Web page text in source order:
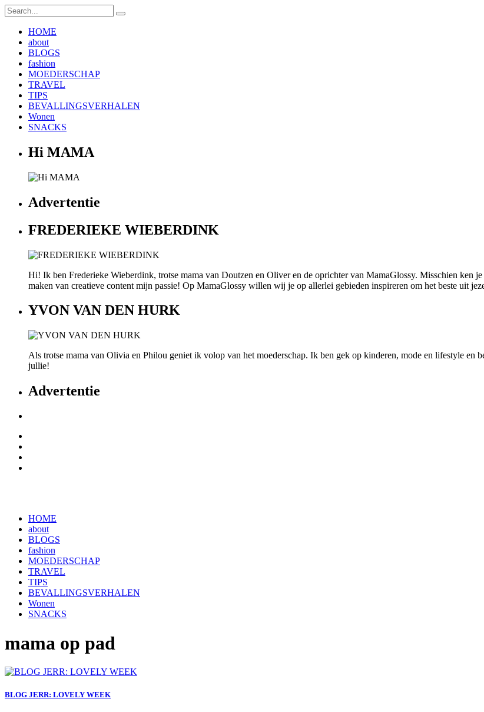
HOME
about
BLOGS
fashion
MOEDERSCHAP
TRAVEL
TIPS
BEVALLINGSVERHALEN
Wonen
SNACKS
Hi MAMA
Advertentie
FREDERIEKE WIEBERDINK
Hi! Ik ben Frederieke Wieberdink, trotse mama van Doutzen en Oliver en de oprichter van MamaGlossy. Misschien ken
maken van creatieve content mijn passie! Op MamaGlossy willen wij je op allerlei gebieden inspireren om het beste uit
YVON VAN DEN HURK
Als trotse mama van Olivia en Philou geniet ik volop van het moederschap. Ik ben gek op kinderen, mode en lifestyle
jullie!
Advertentie
HOME
about
BLOGS
fashion
MOEDERSCHAP
TRAVEL
TIPS
BEVALLINGSVERHALEN
Wonen
SNACKS
mama op pad
BLOG JERR: LOVELY WEEK